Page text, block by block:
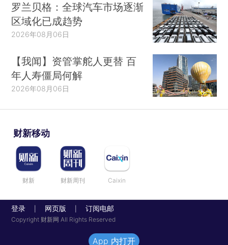
罗兰贝格：全球汽车市场逐渐
区域化已成趋势
2026年08月06日
【我闻】资管掌舵人更替 百
年人寿僵局何解
2026年08月06日
财新移动
财新 财新周刊 Caixin
登录 网页版 订阅电邮
Copyright 财新网 All Rights Reserved
App 内打开